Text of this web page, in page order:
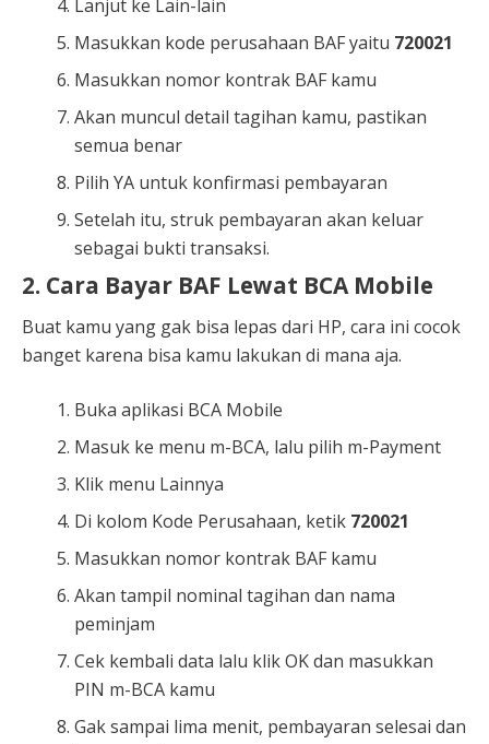
Lanjut ke Lain-lain
Masukkan kode perusahaan BAF yaitu 720021
Masukkan nomor kontrak BAF kamu
Akan muncul detail tagihan kamu, pastikan
semua benar
Pilih YA untuk konfirmasi pembayaran
Setelah itu, struk pembayaran akan keluar
sebagai bukti transaksi.
2. Cara Bayar BAF Lewat BCA Mobile
Buat kamu yang gak bisa lepas dari HP, cara ini cocok
banget karena bisa kamu lakukan di mana aja.
Buka aplikasi BCA Mobile
Masuk ke menu m-BCA, lalu pilih m-Payment
Klik menu Lainnya
Di kolom Kode Perusahaan, ketik 720021
Masukkan nomor kontrak BAF kamu
Akan tampil nominal tagihan dan nama
peminjam
Cek kembali data lalu klik OK dan masukkan
PIN m-BCA kamu
Gak sampai lima menit, pembayaran selesai dan